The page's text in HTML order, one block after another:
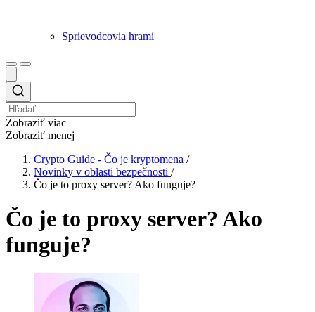
Sprievodcovia hrami
Zobraziť viac
Zobraziť menej
Crypto Guide - Čo je kryptomena /
Novinky v oblasti bezpečnosti /
Čo je to proxy server? Ako funguje?
Čo je to proxy server? Ako
funguje?